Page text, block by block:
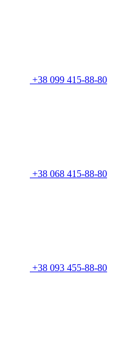
+38 099 415-88-80
+38 068 415-88-80
+38 093 455-88-80